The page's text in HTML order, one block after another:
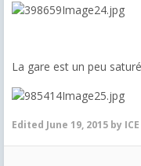
La gare est un peu
Edited June 19, 2015 by